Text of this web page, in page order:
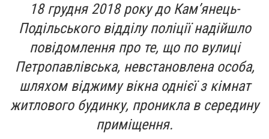
18 грудня 2018 року до Кам’янець-
Подільського відділу поліції надійшло
повідомлення про те, що по вулиці
Петропавлівська, невстановлена особа,
шляхом віджиму вікна однієї з кімнат
житлового будинку, проникла в середину
приміщення.